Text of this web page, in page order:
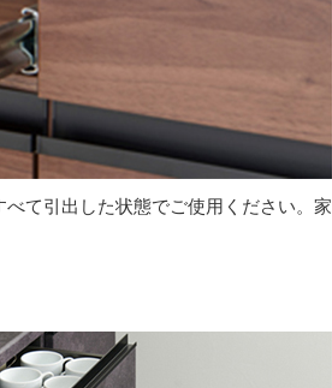
て引出した状態でご使用ください。家